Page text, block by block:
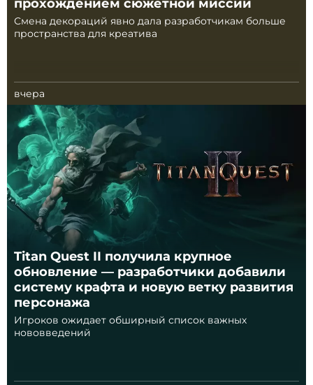
прохождением сюжетной миссии
Смена декораций явно дала разработчикам больше
пространства для креатива
вчера
Titan Quest II получила крупное
обновление — разработчики добавили
систему крафта и новую ветку развития
персонажа
Игроков ожидает обширный список важных
нововведений